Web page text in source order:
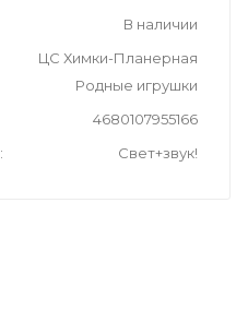
В наличии
ЦС Химки-Планерная
Родные игрушки
4680107955166
Свет+звук!